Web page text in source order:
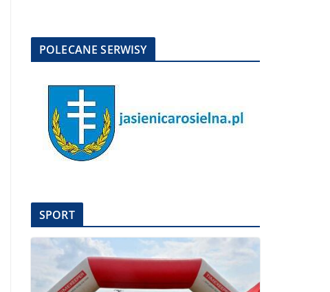
POLECANE SERWISY
SPORT